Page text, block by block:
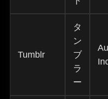
Tumblr
タ
ン
ブ
ラ
ー